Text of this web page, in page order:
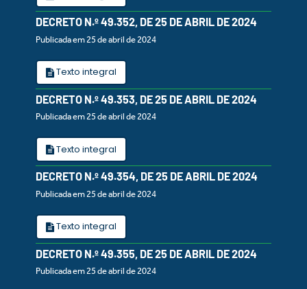
DECRETO N.º 49.352, DE 25 DE ABRIL DE 2024
Publicada em 25 de abril de 2024
Texto integral
DECRETO N.º 49.353, DE 25 DE ABRIL DE 2024
Publicada em 25 de abril de 2024
Texto integral
DECRETO N.º 49.354, DE 25 DE ABRIL DE 2024
Publicada em 25 de abril de 2024
Texto integral
DECRETO N.º 49.355, DE 25 DE ABRIL DE 2024
Publicada em 25 de abril de 2024